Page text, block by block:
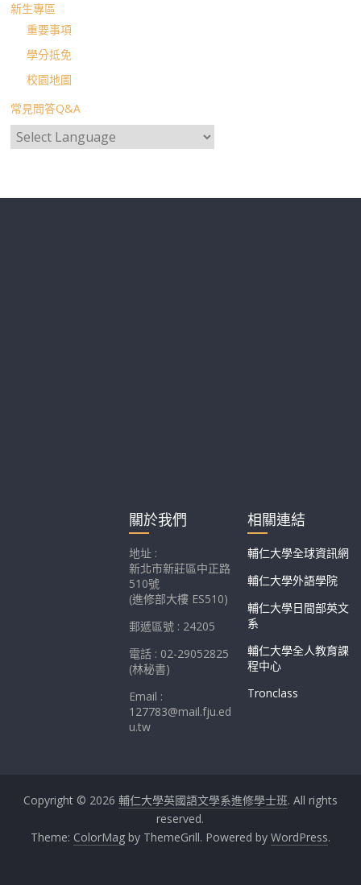
新生專區
重要事項
學分抵免
校園地圖
常見問答Q&A
關於我們
地址 :
新北市新莊區中正路
510號
(進修部大樓 ES510)
郵遞區號 : 24205
電話 : 02-29052825
(林秘書)
Email :
127783@mail.fju.ed
u.tw
相關連結
輔仁大學全球資訊網
輔仁大學外語學院
輔仁大學日間部英文
系
輔仁大學全人教育課
程中心
Tronclass
Copyright © 2026 輔仁大學英國語文學系進修學士班. All rights
reserved.
Theme: ColorMagby ThemeGrill. Powered by WordPress.